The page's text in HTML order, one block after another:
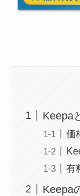
Keepa
価
有
Keepa